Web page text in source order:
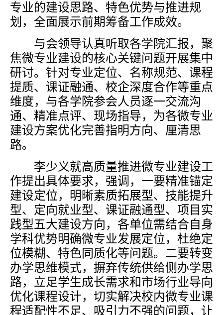
专业的建设思路、特色优势与推进规
划，全面展示前期筹备工作成效。
与会领导认真听取各学院汇报，聚
焦微专业建设的核心关键问题开展集中
研讨。针对专业定位、名称规范、课程
提质、课证融通、校企深度合作等重点
维度，与各学院参会人员逐一交流沟
通、精准点评、现场指导，为各微专业
建设方案优化完善指明方向、厘清思
路。
李少义就高质量推进微专业建设工
作提出具体要求，强调，一要精准锚定
建设定位，明晰素质拓展型、技能提升
型、定向就业型、课证融通型、项目实
践型五大建设方向，各单位需结合自身
学科优势明确微专业发展定位，杜绝定
位模糊、特色同质化等问题。二要转变
办学思维模式，摒弃传统供给侧办学思
路，立足学生成长需求和市场行业导向
优化课程设计，切实解决校内微专业课
程适配性不足、吸引力不强的问题，让